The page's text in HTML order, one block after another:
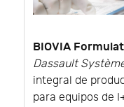
BIOVIA
Dassault
integral de
para equipos de